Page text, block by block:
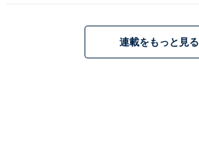
連載をもっと見る